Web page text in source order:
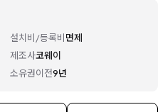
설치비/등록비면제
제조사코웨이
소유권이전9년